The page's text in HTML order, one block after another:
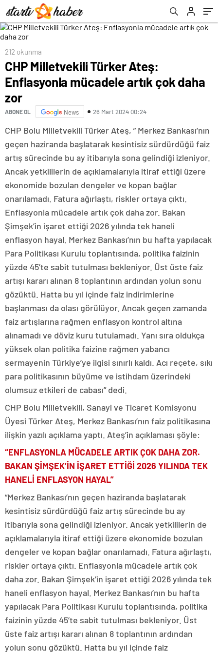
212 okunma
CHP Milletvekili Türker Ateş:
Enflasyonla mücadele artık çok daha
zor
ABONE OL News 26 Mart 2024 00:24
CHP Bolu Milletvekili Türker Ateş, ” Merkez Bankası’nın
geçen haziranda başlatarak kesintisiz sürdürdüğü faiz
artış sürecinde bu ay itibarıyla sona gelindiği izleniyor.
Ancak yetkililerin de açıklamalarıyla itiraf ettiği üzere
ekonomide bozulan dengeler ve kopan bağlar
onarılamadı. Fatura ağırlaştı, riskler ortaya çıktı.
Enflasyonla mücadele artık çok daha zor. Bakan
Şimşek’in işaret ettiği 2026 yılında tek haneli
enflasyon hayal. Merkez Bankası’nın bu hafta yapılacak
Para Politikası Kurulu toplantısında, politika faizinin
yüzde 45’te sabit tutulması bekleniyor. Üst üste faiz
artışı kararı alınan 8 toplantının ardından yolun sonu
gözüktü. Hatta bu yıl içinde faiz indirimlerine
başlanması da olası görülüyor. Ancak geçen zamanda
faiz artışlarına rağmen enflasyon kontrol altına
alınamadı ve döviz kuru tutulamadı. Yanı sıra oldukça
yüksek olan politika faizine rağmen yabancı
sermayenin Türkiye’ye ilgisi sınırlı kaldı. Acı reçete, sıkı
para politikasının büyüme ve istihdam üzerindeki
olumsuz etkileri de cabası” dedi.
CHP Bolu Milletvekili, Sanayi ve Ticaret Komisyonu
Üyesi Türker Ateş, Merkez Bankası’nın faiz politikasına
ilişkin yazılı açıklama yaptı. Ateş’in açıklaması şöyle:
“ENFLASYONLA MÜCADELE ARTIK ÇOK DAHA ZOR.
BAKAN ŞİMŞEK’İN İŞARET ETTİĞİ 2026 YILINDA TEK
HANELİ ENFLASYON HAYAL”
“Merkez Bankası’nın geçen haziranda başlatarak
kesintisiz sürdürdüğü faiz artış sürecinde bu ay
itibarıyla sona gelindiği izleniyor. Ancak yetkililerin de
açıklamalarıyla itiraf ettiği üzere ekonomide bozulan
dengeler ve kopan bağlar onarılamadı. Fatura ağırlaştı,
riskler ortaya çıktı. Enflasyonla mücadele artık çok
daha zor. Bakan Şimşek’in işaret ettiği 2026 yılında tek
haneli enflasyon hayal. Merkez Bankası’nın bu hafta
yapılacak Para Politikası Kurulu toplantısında, politika
faizinin yüzde 45’te sabit tutulması bekleniyor. Üst
üste faiz artışı kararı alınan 8 toplantının ardından
yolun sonu gözüktü. Hatta bu yıl içinde faiz